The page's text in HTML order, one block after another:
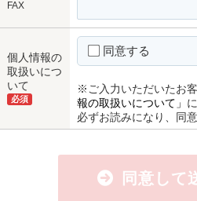
FAX
個人情報の
取扱いにつ
いて
必須
同意する
※ご入力いただいたお
報の取扱いについて」
必ずお読みになり、同
同意して